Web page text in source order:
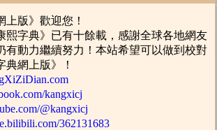
版》歡迎您！
字典》已有十餘載，感謝全球各地網友
有動力繼續努力！本站希望可以做到校對
典網上版》！
kangxicj
@kangxicj
362131683